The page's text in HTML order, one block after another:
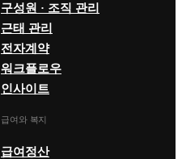
구성원 · 조직 관리
근태 관리
전자계약
워크플로우
인사이트
급여와 복지
급여정산